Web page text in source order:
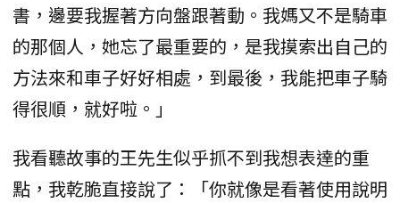
書，邊要我握著方向盤跟著動。我媽又不是騎車
的那個人，她忘了最重要的，是我摸索出自己的
方法來和車子好好相處，到最後，我能把車子騎
得很順，就好啦。」
我看聽故事的王先生似乎抓不到我想表達的重
點，我乾脆直接說了：「你就像是看著使用說明